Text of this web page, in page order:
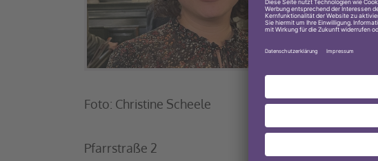
Foto: Christine Scheele
Pfarrstraße 2